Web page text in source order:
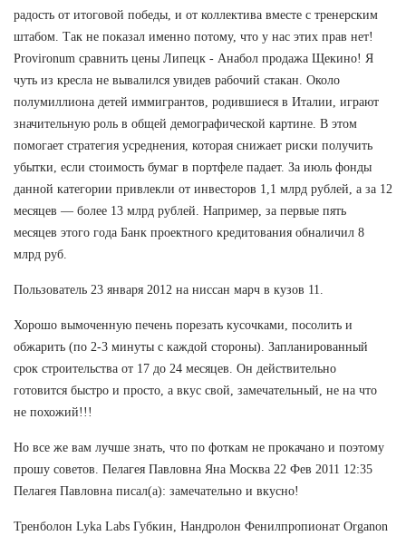
радость от итоговой победы, и от коллектива вместе с тренерским
штабом. Так не показал именно потому, что у нас этих прав нет!
Provironum сравнить цены Липецк - Анабол продажа Щекино! Я
чуть из кресла не вывалился увидев рабочий стакан. Около
полумиллиона детей иммигрантов, родившиеся в Италии, играют
значительную роль в общей демографической картине. В этом
помогает стратегия усреднения, которая снижает риски получить
убытки, если стоимость бумаг в портфеле падает. За июль фонды
данной категории привлекли от инвесторов 1,1 млрд рублей, а за 12
месяцев — более 13 млрд рублей. Например, за первые пять
месяцев этого года Банк проектного кредитования обналичил 8
млрд руб.
Пользователь 23 января 2012 на ниссан марч в кузов 11.
Хорошо вымоченную печень порезать кусочками, посолить и
обжарить (по 2-3 минуты с каждой стороны). Запланированный
срок строительства от 17 до 24 месяцев. Он действительно
готовится быстро и просто, а вкус свой, замечательный, не на что
не похожий!!!
Но все же вам лучше знать, что по фоткам не прокачано и поэтому
прошу советов. Пелагея Павловна Яна Москва 22 Фев 2011 12:35
Пелагея Павловна писал(а): замечательно и вкусно!
Тренболон Lyka Labs Губкин, Нандролон Фенилпропионат Organon